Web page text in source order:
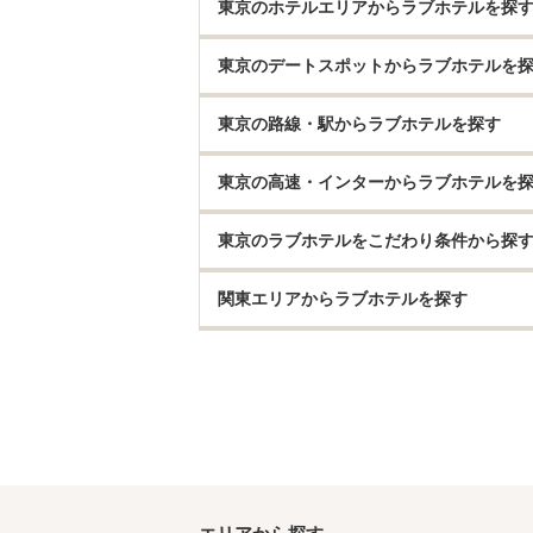
東京のホテルエリアからラブホテルを探す
東京のデートスポットからラブホテルを
東京の路線・駅からラブホテルを探す
東京の高速・インターからラブホテルを
東京のラブホテルをこだわり条件から探す
関東エリアからラブホテルを探す